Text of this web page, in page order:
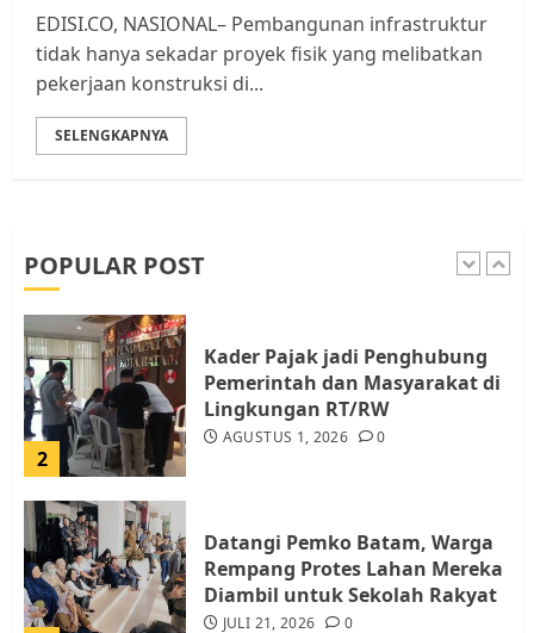
EDISI.CO, NASIONAL– Pembangunan infrastruktur
tidak hanya sekadar proyek fisik yang melibatkan
pekerjaan konstruksi di...
SELENGKAPNYA
POPULAR POST
5
Berhenti Merampas Tanah
Warga Rempang
JULI 15, 2026 0
1
2
Kader Pajak jadi Penghubung
Pemerintah dan Masyarakat di
Lingkungan RT/RW
AGUSTUS 1, 2026 0
Datangi Pemko Batam, Warga
Rempang Protes Lahan Mereka
Diambil untuk Sekolah Rakyat
JULI 21, 2026 0